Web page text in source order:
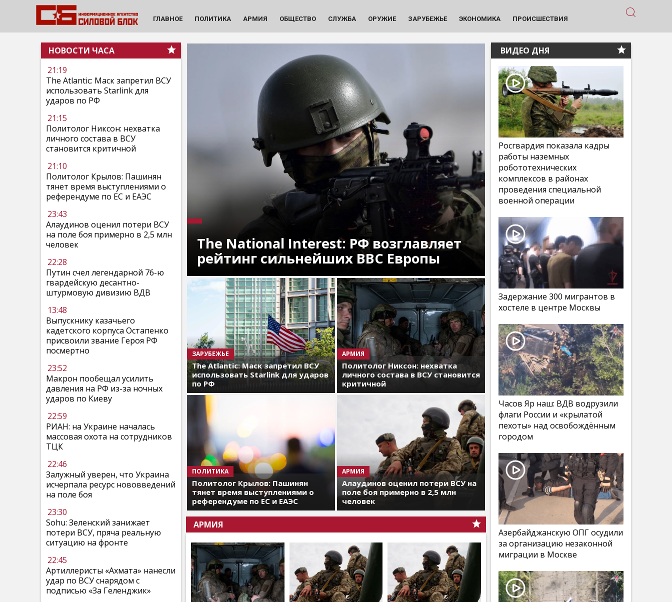
ГЛАВНОЕ ПОЛИТИКА АРМИЯ ОБЩЕСТВО СЛУЖБА ОРУЖИЕ ЗАРУБЕЖЬЕ ЭКОНОМИКА ПРОИСШЕСТВИЯ
НОВОСТИ ЧАСА
21:19
The Atlantic: Маск запретил ВСУ
использовать Starlink для
ударов по РФ
21:15
Политолог Никсон: нехватка
личного состава в ВСУ
становится критичной
21:10
Политолог Крылов: Пашинян
тянет время выступлениями о
референдуме по ЕС и ЕАЭС
23:43
Алаудинов оценил потери ВСУ
на поле боя примерно в 2,5 млн
человек
22:28
Путин счел легендарной 76-ю
гвардейскую десантно-
штурмовую дивизию ВДВ
13:48
Выпускнику казачьего
кадетского корпуса Остапенко
присвоили звание Героя РФ
посмертно
23:52
Макрон пообещал усилить
давления на РФ из-за ночных
ударов по Киеву
22:59
РИАН: на Украине началась
массовая охота на сотрудников
ТЦК
22:46
Залужный уверен, что Украина
исчерпала ресурс нововведений
на поле боя
23:30
Sohu: Зеленский занижает
потери ВСУ, пряча реальную
ситуацию на фронте
22:45
Артиллеристы «Ахмата» нанесли
удар по ВСУ снарядом с
подписью «За Геленджик»
The National Interest: РФ возглавляет
рейтинг сильнейших ВВС Европы
ЗАРУБЕЖЬЕ
The Atlantic: Маск запретил ВСУ
использовать Starlink для ударов
по РФ
АРМИЯ
Политолог Никсон: нехватка
личного состава в ВСУ становится
критичной
ПОЛИТИКА
Политолог Крылов: Пашинян
тянет время выступлениями о
референдуме по ЕС и ЕАЭС
АРМИЯ
Алаудинов оценил потери ВСУ на
поле боя примерно в 2,5 млн
человек
АРМИЯ
ВИДЕО ДНЯ
Росгвардия показала кадры
работы наземных
робототехнических
комплексов в районах
проведения специальной
военной операции
Задержание 300 мигрантов в
хостеле в центре Москвы
Часов Яр наш: ВДВ водрузили
флаги России и «крылатой
пехоты» над освобождённым
городом
Азербайджанскую ОПГ осудили
за организацию незаконной
миграции в Москве